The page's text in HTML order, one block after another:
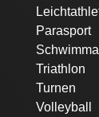
Parasport
Triathlon
Turnen
Volleyball